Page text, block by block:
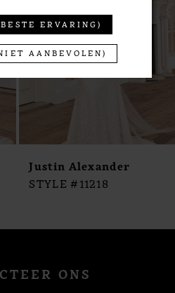
Justin Alexander
STYLE #11218
ONS
ERVARING)
AANBEVOLEN)